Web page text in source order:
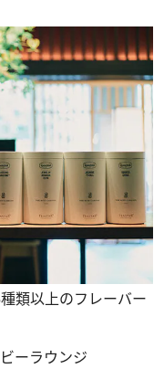
類以上のフレーバー
ーラウンジ